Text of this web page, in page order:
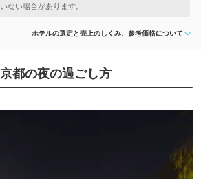
ホテルの選定と売上のしくみ、参考価格について
都の夜の過ごし方